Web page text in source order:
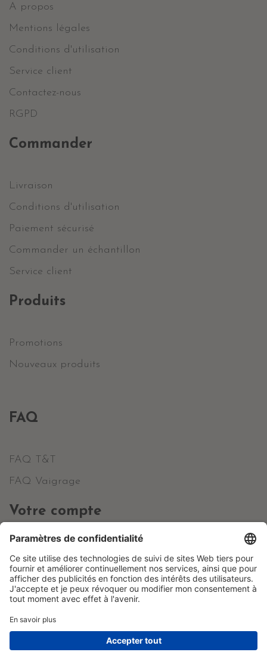
A propos
Mentions légales
Conditions d'utilisation
Service client
Contactez-nous
RGPD
Commander
Livraison
Conditions d'utilisation
Paiement sécurisé
Commander un échantillon
Service client
Produits
Promotions
Nouveaux produits
FAQ
FAQ T&T
FAQ Vaigrage
Votre compte
Informations personnelles
Commandes
Avoirs
Adresses